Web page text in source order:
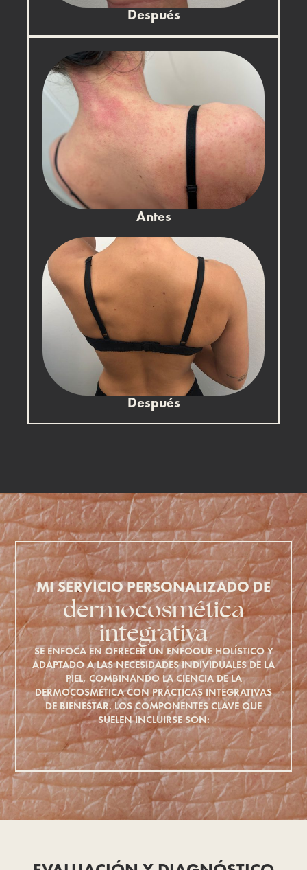
Después
Antes
Después
MI SERVICIO PERSONALIZADO DE
dermocosmética
integrativa
SE ENFOCA EN OFRECER UN ENFOQUE HOLÍSTICO Y
ADAPTADO A LAS NECESIDADES INDIVIDUALES DE LA
PIEL, COMBINANDO LA CIENCIA DE LA
DERMOCOSMÉTICA CON PRÁCTICAS INTEGRATIVAS
DE BIENESTAR. LOS COMPONENTES CLAVE QUE
SUELEN INCLUIRSE SON: